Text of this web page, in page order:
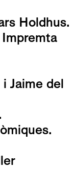
Holdhus.
Jaime del